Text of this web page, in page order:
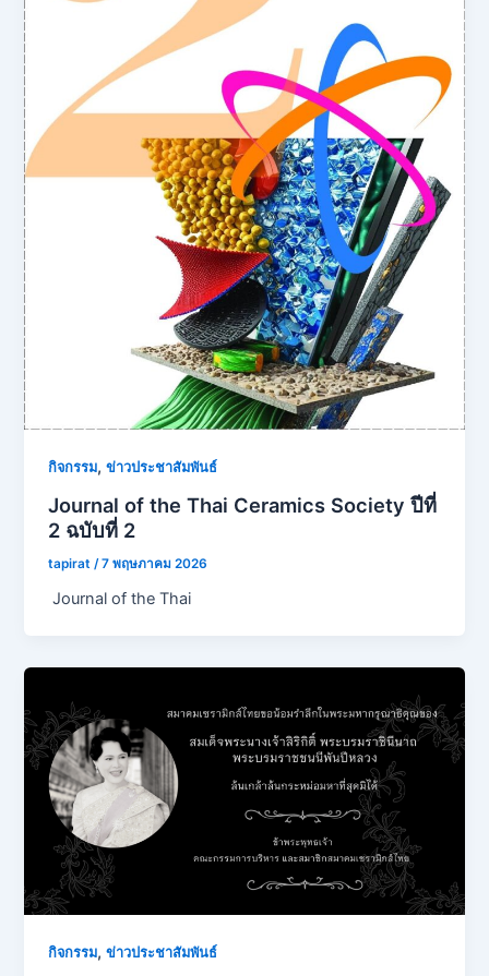
กิจกรรม,ข่าวประชาสัมพันธ์
Journal of the Thai Ceramics Society ปีที่
2 ฉบับที่ 2
tapirat /7 พฤษภาคม 2026
Journal of the Thai
กิจกรรม,ข่าวประชาสัมพันธ์